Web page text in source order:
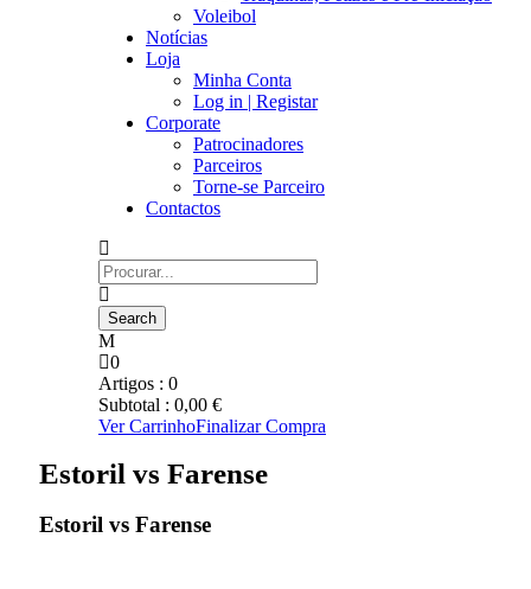
Voleibol
Notícias
Loja
Minha Conta
Log in | Registar
Corporate
Patrocinadores
Parceiros
Torne-se Parceiro
Contactos
0
Artigos : 0
Subtotal : 0,00 €
Ver CarrinhoFinalizar Compra
Estoril vs Farense
Estoril vs Farense